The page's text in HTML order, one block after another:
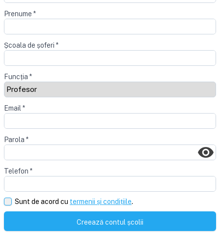
Prenume *
Școala de șoferi *
Funcția *
Email *
Parola *
Telefon *
Sunt de acord cu termenii și condițiile.
Creează contul școlii